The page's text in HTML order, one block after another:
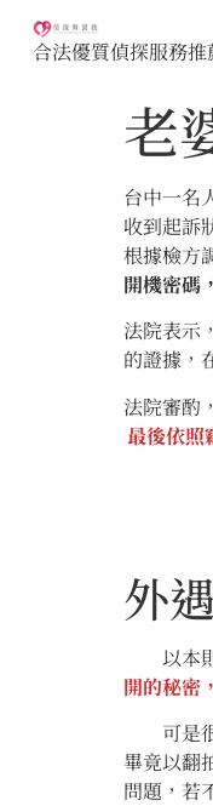
合法優質偵探服務
老
台中一名
收到起訴
根據檢方
開機密碼
法院表示，
的證據，
法院審酌
最後依照
外
以本則
開的秘密
可是很
畢竟以翻
問題，若